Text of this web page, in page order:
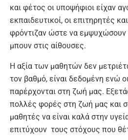
και φέτος οι υποψήφιοι είχαν
εκπαιδευτικοί, οι επιτηρητές
φρόντιζαν ώστε να εμψυχώσουν
μπουν στις αίθουσες.
Η αξία των μαθητών δεν
τον βαθμό, είναι δεδομένη ενώ
παρέρχονται στη ζωή μας.
πολλές φορές στη ζωή μας και
μαθητές να είναι καλά στην
επιτύχουν τους στόχους που